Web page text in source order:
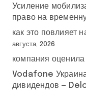
Усиление
право на
как это повлияет
августа, 2026
компания
Vodafone
дивидендов —